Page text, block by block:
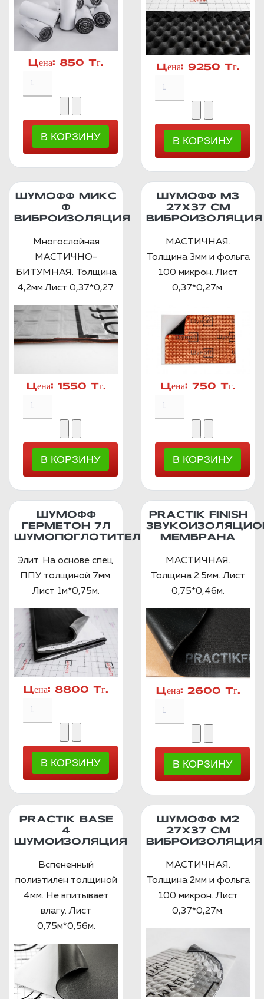
Цена: 850 Тг. Цена: 9250 Тг.
ШУМОФФ МИКС
Ф
ВИБРОИЗОЛЯЦИЯ
Многослойная
МАСТИЧНО-
БИТУМНАЯ. Толщина
4,2мм.Лист 0,37*0,27.
Цена: 1550 Тг.
ШУМОФФ М3
27Х37 СМ
ВИБРОИЗОЛЯЦИЯ
МАСТИЧНАЯ.
Толщина 3мм и фольга
100 микрон. Лист
0,37*0,27м.
Цена: 750 Тг.
ШУМОФФ
ГЕРМЕТОН 7Л
ШУМОПОГЛОТИТЕЛЬ
Элит. На основе спец.
ППУ толщиной 7мм.
Лист 1м*0,75м.
Цена: 8800 Тг.
PRACTIK FINISH
МЕМБРАНА
МАСТИЧНАЯ.
Толщина 2.5мм. Лист
0,75*0,46м.
Цена: 2600 Тг.
PRACTIK BASE
4
ШУМОИЗОЛЯЦИЯ
Вспененный
полиэтилен толщиной
4мм. Не впитывает
влагу. Лист
0,75м*0,56м.
ШУМОФФ М2
27X37 СМ
ВИБРОИЗОЛЯЦИЯ
МАСТИЧНАЯ.
Толщина 2мм и фольга
100 микрон. Лист
0,37*0,27м.